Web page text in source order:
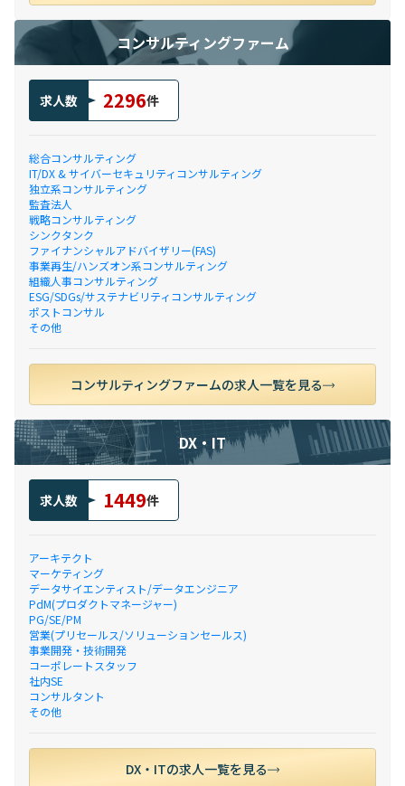
コンサルティングファーム
求人数 2296件
総合コンサルティング
IT/DX & サイバーセキュリティコンサルティング
独立系コンサルティング
監査法人
戦略コンサルティング
シンクタンク
ファイナンシャルアドバイザリー(FAS)
事業再生/ハンズオン系コンサルティング
組織人事コンサルティング
ESG/SDGs/サステナビリティコンサルティング
ポストコンサル
その他
コンサルティングファームの求人一覧を見る
DX・IT
求人数 1449件
アーキテクト
マーケティング
データサイエンティスト/データエンジニア
PdM(プロダクトマネージャー)
PG/SE/PM
営業(プリセールス/ソリューションセールス)
事業開発・技術開発
コーポレートスタッフ
社内SE
コンサルタント
その他
DX・ITの求人一覧を見る